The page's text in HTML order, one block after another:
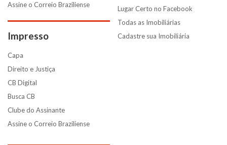
Assine o Correio Braziliense
Impresso
Capa
Direito e Justiça
CB Digital
Busca CB
Clube do Assinante
Assine o Correio Braziliense
Lugar Certo no Facebook
Todas as Imobiliárias
Cadastre sua Imobiliária